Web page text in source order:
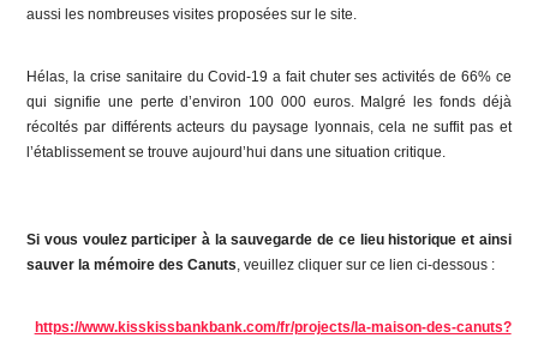
aussi les nombreuses visites proposées sur le site.
Hélas, la crise sanitaire du Covid-19 a fait chuter ses activités de 66% ce
qui signifie une perte d’environ 100 000 euros. Malgré les fonds déjà
récoltés par différents acteurs du paysage lyonnais, cela ne suffit pas et
l’établissement se trouve aujourd’hui dans une situation critique.
Si vous voulez participer à la sauvegarde de ce lieu historique et ainsi
sauver la mémoire des Canuts, veuillez cliquer sur ce lien ci-dessous :
https://www.kisskissbankbank.com/fr/projects/la-maison-des-canuts?